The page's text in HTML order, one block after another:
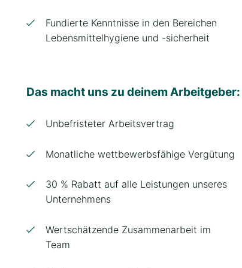
Fundierte Kenntnisse in den Bereichen
Lebensmittelhygiene und -sicherheit
Das macht uns zu deinem Arbeitgeber:
Unbefristeter Arbeitsvertrag
Monatliche wettbewerbsfähige Vergütung
30 % Rabatt auf alle Leistungen unseres
Unternehmens
Wertschätzende Zusammenarbeit im
Team